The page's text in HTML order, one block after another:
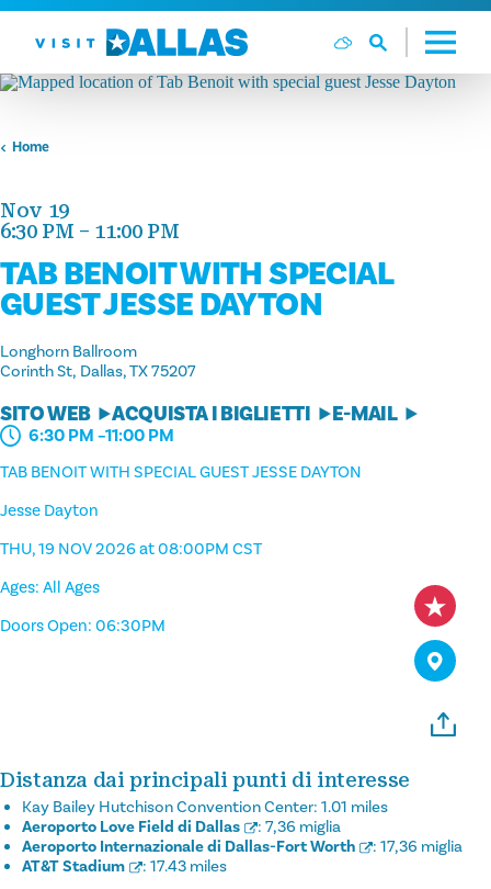
Vai al contenuto
Home
Nov 19
6:30 PM – 11:00 PM
TAB BENOIT WITH SPECIAL
GUEST JESSE DAYTON
Longhorn Ballroom
Corinth St Dallas, TX 75207
SITO WEB ACQUISTA I BIGLIETTI E-MAIL
6:30 PM –11:00 PM
TAB BENOIT WITH SPECIAL GUEST JESSE DAYTON
Jesse Dayton
THU, 19 NOV 2026 at 08:00PM CST
Ages: All Ages
Doors Open: 06:30PM
Distanza dai principali punti di interesse
Kay Bailey Hutchison Convention Center: 1.01 miles
Aeroporto Love Field di Dallas
: 7,36 miglia
Aeroporto Internazionale di Dallas-Fort Worth
: 17,36 miglia
AT&T Stadium
: 17.43 miles